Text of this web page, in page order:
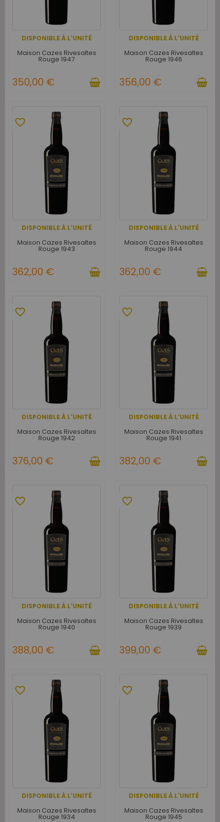
DISPONIBLE À L'UNITÉ
Maison Cazes Rivesaltes
Rouge 1947
350,00 €
DISPONIBLE À L'UNITÉ
Maison Cazes Rivesaltes
Rouge 1946
356,00 €
DISPONIBLE À L'UNITÉ
favorite_border
Maison Cazes Rivesaltes
Rouge 1943
362,00 €
DISPONIBLE À L'UNITÉ
favorite_border
Maison Cazes Rivesaltes
Rouge 1944
362,00 €
DISPONIBLE À L'UNITÉ
favorite_border
Maison Cazes Rivesaltes
Rouge 1942
376,00 €
DISPONIBLE À L'UNITÉ
favorite_border
Maison Cazes Rivesaltes
Rouge 1941
382,00 €
DISPONIBLE À L'UNITÉ
favorite_border
Maison Cazes Rivesaltes
Rouge 1940
388,00 €
DISPONIBLE À L'UNITÉ
favorite_border
Maison Cazes Rivesaltes
Rouge 1939
399,00 €
DISPONIBLE À L'UNITÉ
favorite_border
Maison Cazes Rivesaltes
Rouge 1934
DISPONIBLE À L'UNITÉ
favorite_border
Maison Cazes Rivesaltes
Rouge 1945